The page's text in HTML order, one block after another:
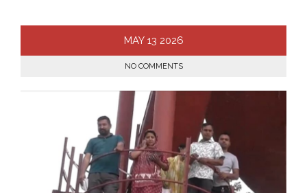
MAY 13 2026
NO COMMENTS